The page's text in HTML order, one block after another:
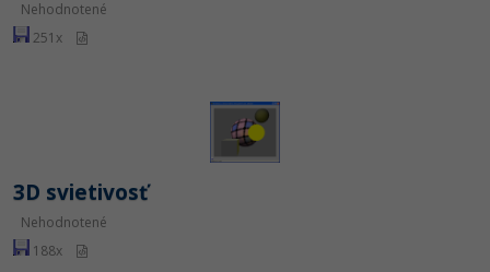
Nehodnotené
251x
3D svietivosť
Nehodnotené
188x